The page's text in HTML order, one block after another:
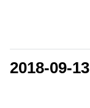
2018-09-13